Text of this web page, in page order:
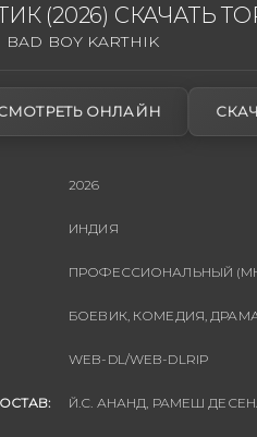
(2026) СКАЧАТЬ
BAD BOY KARTHIK
ОНЛАЙН
2026
ИНДИЯ
ПРОФЕССИОНАЛЬНЫЙ
БОЕВИК, КОМЕДИЯ,
WEB-DL/WEB-DLRIP
Й.С. АНАНД, РАМЕШ